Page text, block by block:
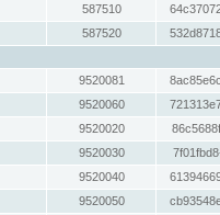
587510
587520
9520081
9520060
9520020
9520030
9520040
9520050